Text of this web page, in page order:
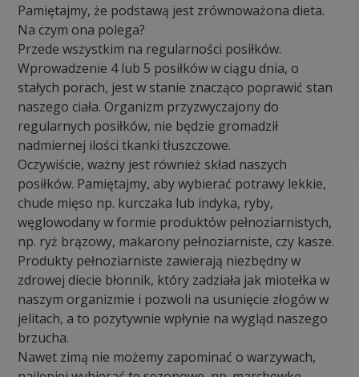
Pamiętajmy, że podstawą jest zrównoważona dieta.
Na czym ona polega?
Przede wszystkim na regularności posiłków.
Wprowadzenie 4 lub 5 posiłków w ciągu dnia, o
stałych porach, jest w stanie znacząco poprawić stan
naszego ciała. Organizm przyzwyczajony do
regularnych posiłków, nie będzie gromadził
nadmiernej ilości tkanki tłuszczowe.
Oczywiście, ważny jest również skład naszych
posiłków. Pamiętajmy, aby wybierać potrawy lekkie,
chude mięso np. kurczaka lub indyka, ryby,
węglowodany w formie produktów pełnoziarnistych,
np. ryż brązowy, makarony pełnoziarniste, czy kasze.
Produkty pełnoziarniste zawierają niezbędny w
zdrowej diecie błonnik, który zadziała jak miotełka w
naszym organizmie i pozwoli na usunięcie złogów w
jelitach, a to pozytywnie wpłynie na wygląd naszego
brzucha.
Nawet zimą nie możemy zapominać o warzywach,